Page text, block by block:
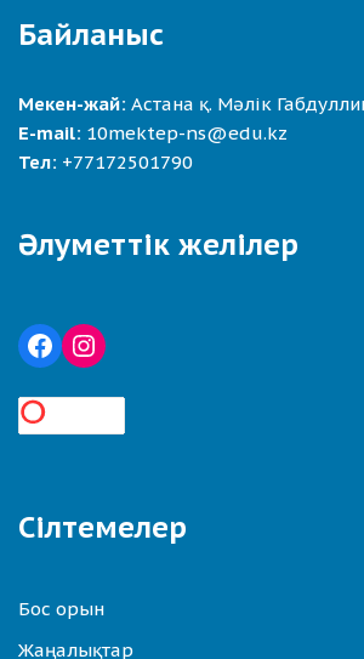
Байланыс
Мекен-жай: Астана қ. Мәлік
E-mail: 10mektep-ns@edu.kz
Тел: +77172501790
Әлуметтік желілер
Сілтемелер
Бос орын
Жаңалықтар